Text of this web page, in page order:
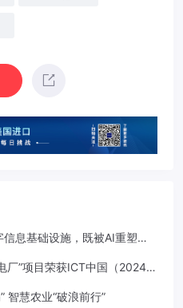
息基础设施，既被AI重塑，
厂”项目荣获ICT中国（2024）
智慧农业“破浪前行”